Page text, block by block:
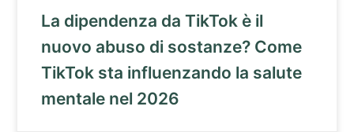
La dipendenza da TikTok è il
nuovo abuso di sostanze? Come
TikTok sta influenzando la salute
mentale nel 2026